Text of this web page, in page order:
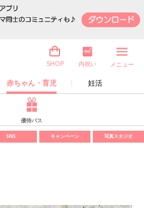
赤ちゃん・育児 妊活
SHOP 内祝い メニュー
優待パス
SNS キャンペーン 写真スタジオ